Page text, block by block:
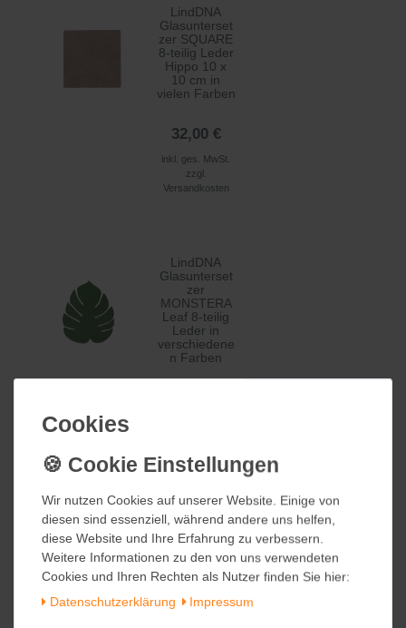
Cookies
Wir nutzen Cookies auf unserer Website. Einige von
diesen sind essenziell, während andere uns helfen,
diese Website und Ihre Erfahrung zu verbessern.
Weitere Informationen zu den von uns verwendeten
Cookies und Ihren Rechten als Nutzer finden Sie hier:
Daten­schutz­erklärung
Impressum
LindDNA
Glasunterset
zer SQUARE
8-teilig Leder
Hippo 10 x
10 cm in
vielen Farben
32,00 €
inkl. ges. MwSt.
zzgl.
Versandkosten
LindDNA
Glasunterset
zer
MONSTERA
Leaf 8-teilig
Leder in
verschiedene
n Farben
LindDNA
Tischset
HIPPO Leder
4-teilig in
verschiedene
n Farben
Cookies
Wir nutzen Cookies auf unserer Website. Einige von
diesen sind essenziell, während andere uns helfen,
diese Website und Ihre Erfahrung zu verbessern.
Weitere Informationen zu den von uns verwendeten
Cookies und Ihren Rechten als Nutzer finden Sie hier:
Daten­schutz­erklärung
Impressum